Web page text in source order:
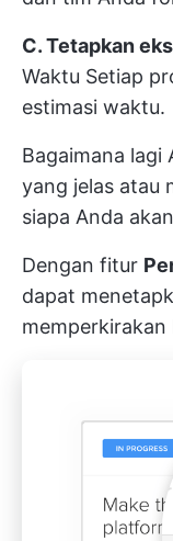
C. Tetapkan
Waktu Setiap
estimasi waktu.
Bagaimana lagi
yang jelas atau
siapa Anda
Dengan fitur
dapat
memperkirakan